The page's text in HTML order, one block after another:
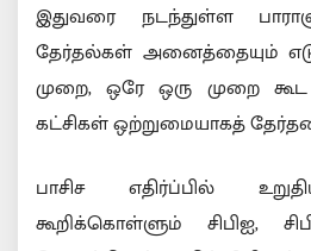
இதுவரை நடந்துள்ள
தேர்தல்கள் அனைத்தையும்
முறை, ஒரே ஒரு முறை
கட்சிகள் ஒற்றுமையாகத்
பாசிச எதிர்ப்பில்
கூறிக்கொள்ளும் சிபிஐ,